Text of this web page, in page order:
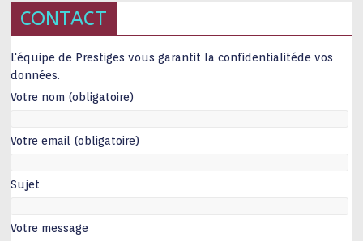
CONTACT
L'équipe de Prestiges vous garantit la confidentialitéde vos
données.
Votre nom (obligatoire)
Votre email (obligatoire)
Sujet
Votre message